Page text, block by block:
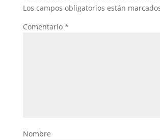
Los campos obligatorios están
Comentario *
Nombre